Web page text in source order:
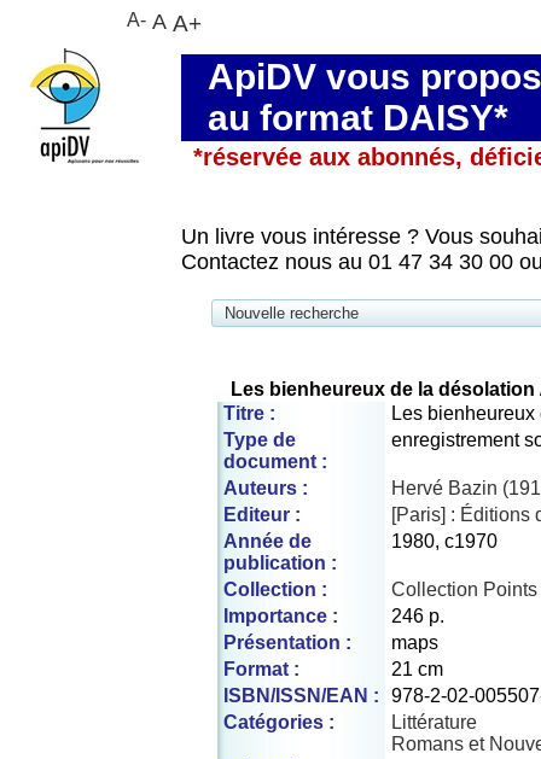
ApiDV vous
au format DAISY*
*réservée aux abonnés,
Un livre vous intéresse ? Vous
Contactez nous au 01 47 34 30 00
Nouvelle recherche
Les bienheureux de la désolation
Titre :
Les
Type de
document :
enregistrement
Auteurs :
Hervé Bazin
Editeur :
[Paris] : Éditions
Année de
publication :
1980, c1970
Collection :
Collection Points
Importance :
246 p.
Présentation :
maps
Format :
21 cm
ISBN/ISSN/EAN :
978-2-02-
Catégories :
Littérature
Romans et
A- A A+